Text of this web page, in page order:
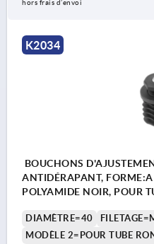
hors frais d’envoi
K2034
BOUCHONS
ANTIDÉRAPANT,
POLYAMIDE NOIR, POUR
DIAMÈTRE=40
MODÈLE 2=POUR TUBE